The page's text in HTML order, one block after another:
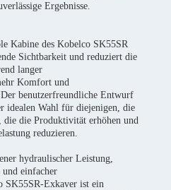
Ergebnisse.
Kabine des Kobelco SK55SR
Sichtbarkeit und reduziert die
langer
Komfort und
benutzerfreundliche Entwurf
idealen Wahl für diejenigen, die
die die Produktivität erhöhen und
reduzieren.
hydraulischer Leistung,
einfacher
SK55SR-Exkaver ist ein